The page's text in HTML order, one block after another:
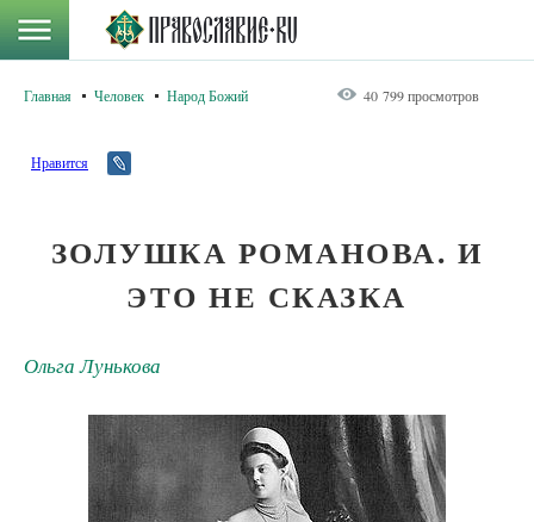
Главная Человек Народ Божий 40 799 просмотров
Нравится
ЗОЛУШКА РОМАНОВА. И
ЭТО НЕ СКАЗКА
Ольга Лунькова